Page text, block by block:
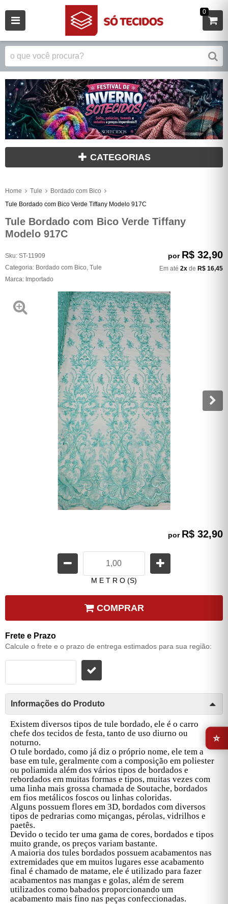
0
CATEGORIAS
Home Tule
Bordado com Bico
Tule Bordado com Bico Verde Tiffany Modelo 917C
Tule Bordado com Bico Verde Tiffany
Modelo 917C
Sku: ST-11909
Categoria: Bordado com Bico Tule
Marca: Importado
por R$ 32,90
Em até 2x de R$ 16,45
por R$ 32,90
M E T R O (S)
COMPRAR
Frete e Prazo
Calcule o frete e o prazo de entrega estimados para sua região:
Informações do Produto
Existem diversos tipos de tule bordado, ele é o carro
chefe dos tecidos de festa, tanto de uso diurno ou
noturno.
O tule bordado, como já diz o próprio nome, ele tem a
base em tule, geralmente com a composição em poliester
ou poliamida além dos vários tipos de bordados e
rebordados em muitas formas e tipos, muitas vezes com
uma linha mais grossa chamada de Soutache, bordados
em fios metálicos foscos ou linhas coloridas.
Alguns possuem flores em 3D, bordados com diversos
tipos de pedrarias como miçangas, pérolas, vidrilhos e
paetês.
Devido o tecido ter uma gama de cores, bordados e tipos
muito grande, os preços variam bastante.
A maioria dos tules bordados possuem acabamentos nas
extremidades que em muitos lugares esse acabamento
final é chamado de matame, ele é utilizado para fazer
acabamentos nas mangas e golas, além de serem
utilizados como babados proporcionando um
acabamento mais fino nas peças confeccionadas.
⭐